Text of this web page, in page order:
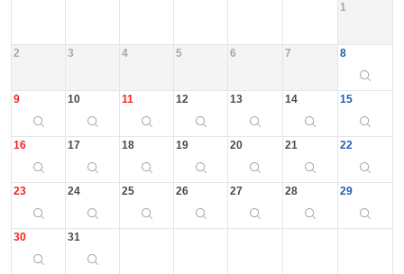
1
2 3 4 5 6 7 8
9 10 11 12 13 14 15
16 17 18 19 20 21 22
23 24 25 26 27 28 29
30 31